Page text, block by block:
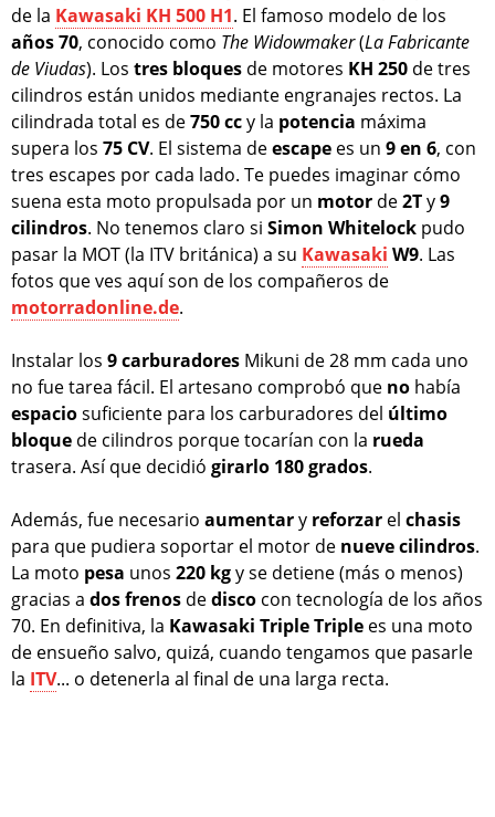
de la Kawasaki KH 500 H1. El famoso modelo de los
años70, conocido como The Widowmaker(La Fabricante
de Viudas). Los tres bloques de motores KH 250 de tres
cilindros están unidos mediante engranajes rectos. La
cilindrada total es de750 ccy la potencia máxima
supera los 75 CV. El sistema deescape es un 9 en 6, con
tres escapes por cada lado. Te puedes imaginar cómo
suena esta moto propulsada por un motor de2Ty9
cilindros. No tenemos claro si Simon Whitelock pudo
pasar la MOT (la ITV británica) a su Kawasaki W9. Las
fotos que ves aquí son de los compañeros de
motorradonline.de.
Instalar los 9 carburadores Mikuni de 28 mm cada uno
no fue tarea fácil. El artesano comprobó que no había
espaciosuficiente para los carburadores del último
bloque de cilindros porque tocarían con la rueda
trasera. Así que decidió girarlo 180grados.
Además, fue necesario aumentary reforzar el chasis
para que pudiera soportar el motor de nuevecilindros.
La moto pesa unos 220 kgy se detiene (más o menos)
gracias a dosfrenos dedisco con tecnología de los años
70. En definitiva, la Kawasaki Triple Triple es una moto
de ensueño salvo, quizá, cuando tengamos que pasarle
la ITV... o detenerla al final de una larga recta.